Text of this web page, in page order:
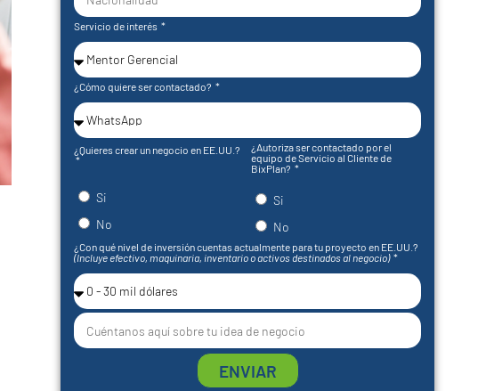
Servicio de interés
¿Cómo quiere ser contactado?
¿Quieres crear un negocio en EE.UU.?
Si
No
¿Autoriza ser contactado por el
equipo de Servicio al Cliente de
BixPlan?
Si
No
¿Con qué nivel de inversión cuentas actualmente para tu proyecto en EE.UU.?
(Incluye efectivo, maquinaria, inventario o activos destinados al negocio)
ENVIAR